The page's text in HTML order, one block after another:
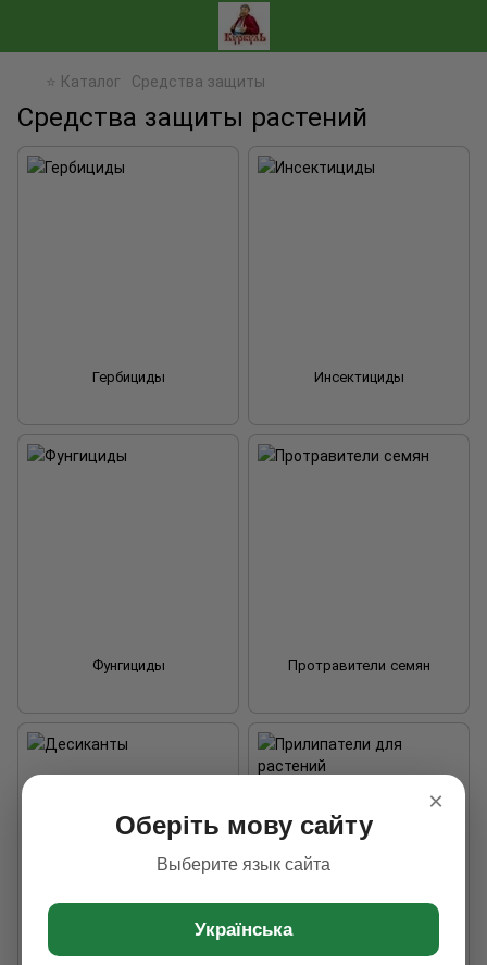
⭐ Каталог Средства защиты
Средства защиты растений
Гербициды Инсектициды
Фунгициды Протравители семян
Десиканты Прилипатели для растений
×
Оберіть мову сайту
Выберите язык сайта
Українська